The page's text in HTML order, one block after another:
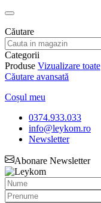
Căutare
Categorii
Produse Vizualizare toate
Căutare avansată
Coșul meu
0374.933.033
info@leykom.ro
Newsletter
Abonare Newsletter